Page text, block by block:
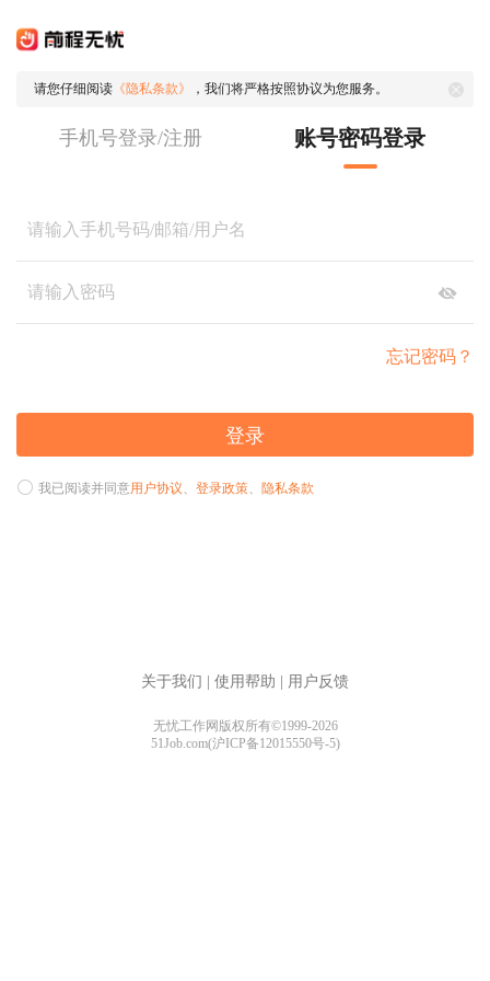
请您仔细阅读 《隐私条款》 ，我们将严格按照协议为您服务。
手机号登录/注册 账号密码登录
忘记密码？
登录
我已阅读并同意用户协议、 登录政策、 隐私条款
关于我们 使用帮助 用户反馈
无忧工作网版权所有©1999-2026
51Job.com(沪ICP备12015550号-5)